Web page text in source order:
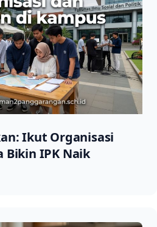
Ikut Organisasi
Bikin IPK Naik